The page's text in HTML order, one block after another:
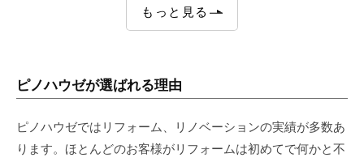
もっと見る
ピノハウゼが選ばれる理由
ピノハウゼではリフォーム、リノベーションの実績が多数あ
ります。ほとんどのお客様がリフォームは初めてで何かと不